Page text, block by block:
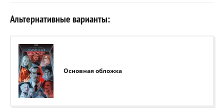
Альтернативные варианты:
Основная обложка